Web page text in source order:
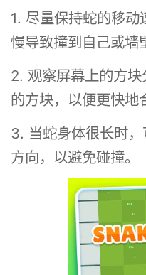
1. 尽量保持蛇的移
慢导致撞到自己或墙
2. 观察屏幕上的方
的方块，以便更快地
3. 当蛇身体很长时
方向，以避免碰撞。